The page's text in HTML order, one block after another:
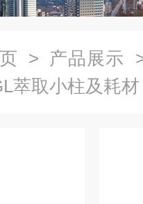
> 产品展示
萃取小柱及耗材